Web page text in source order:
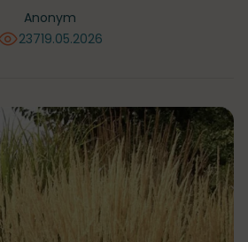
Anonym
19.05.2026
237
videní